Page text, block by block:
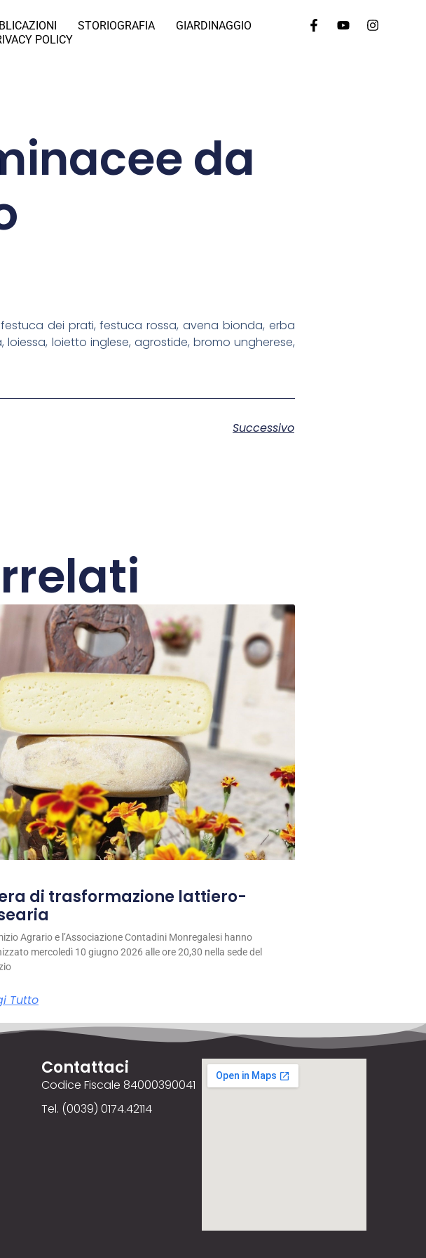
STORIOGRAFIA
GIARDINAGGIO
POLICY
da
dei prati, festuca rossa, avena bionda, erba
loietto inglese, agrostide, bromo ungherese,
Successivo
di trasformazione lattiero-
Agrario e l’Associazione Contadini Monregalesi hanno
mercoledì 10 giugno 2026 alle ore 20,30 nella sede del
Tutto
Contattaci
Codice Fiscale 84000390041
Tel. (0039) 0174.42114